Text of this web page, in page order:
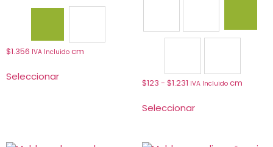
$1.356 IVA Incluido cm
Seleccionar
$123 - $1.231 IVA Incluidocm
Seleccionar